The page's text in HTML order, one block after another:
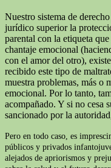
Nuestro sistema de
jurídico superior la
parental con la etiqueta
chantaje emocional
con el amor del otro),
recibido este tipo de
muestra problemas, más o
emocional. Por lo tanto,
acompañado. Y si no cesa
sancionado por la
Pero en todo caso, es
públicos y privados
alejados de apriorismos y